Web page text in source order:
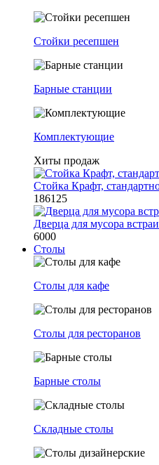
Стойки ресепшен
Барные станции
Комплектующие
Хиты продаж
Стойка Крафт,
186125
Дверца для мусора
6000
Столы
Столы для кафе
Столы для ресторанов
Барные столы
Складные столы